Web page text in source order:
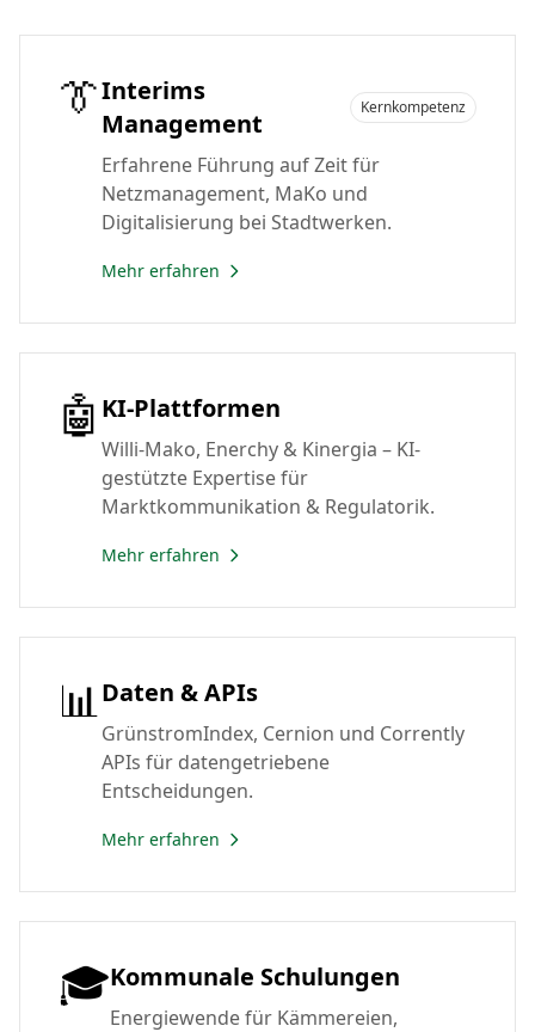
👔Interims
Management
Kernkompetenz
Erfahrene Führung auf Zeit für
Netzmanagement, MaKo und
Digitalisierung bei Stadtwerken.
Mehr erfahren
🤖 KI-Plattformen
Willi-Mako, Enerchy & Kinergia – KI-
gestützte Expertise für
Marktkommunikation & Regulatorik.
Mehr erfahren
📊Daten & APIs
GrünstromIndex, Cernion und Corrently
APIs für datengetriebene
Entscheidungen.
Mehr erfahren
🎓Kommunale Schulungen
Energiewende für Kämmereien,